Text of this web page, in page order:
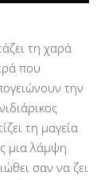
τη χαρά
που
την
τη μαγεία
μια λάμψη
σαν να ζει